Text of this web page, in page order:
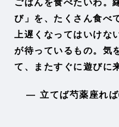
ごはんを食べたいわ。
び」を、たくさん食べ
上遅くなってはいけな
が待っているもの。気
て、またすぐに遊びに
— 立てば芍薬座れ